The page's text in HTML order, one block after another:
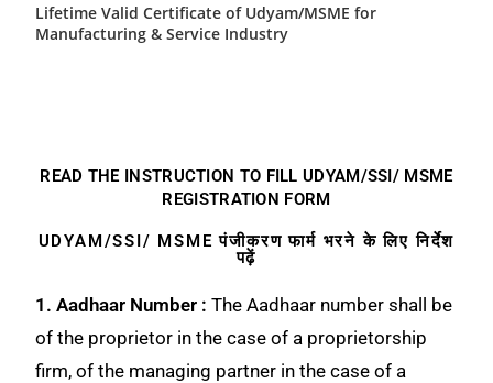
Lifetime Valid Certificate of Udyam/MSME for
Manufacturing & Service Industry
READ THE INSTRUCTION TO FILL UDYAM/SSI/ MSME
REGISTRATION FORM
UDYAM/SSI/ MSME पंजीकरण फार्म भरने के लिए निर्देश
पढ़ें
1. Aadhaar Number : The Aadhaar number shall be
of the proprietor in the case of a proprietorship
firm, of the managing partner in the case of a